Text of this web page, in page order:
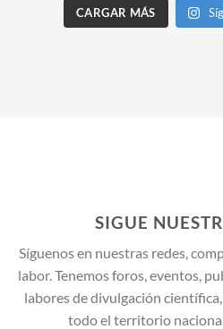
CARGAR MÁS
SIGUE
Síguenos en nuestras redes,
labor. Tenemos foros, eventos,
labores de divulgación
todo el territorio